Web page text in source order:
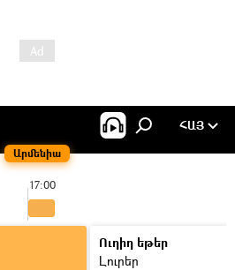
Արմենիա
ՀԱՅ
17:00
Ուղիղ եթեր
Լուրեր